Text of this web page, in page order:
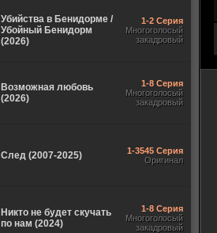
Убийства в Бенидорме /
Убойный Бенидорм
(2026)
1-2 Серия
Многоголосый
закадровый
Возможная любовь
(2026)
1-8 Серия
Многоголосый
закадровый
След (2007-2025)
1-3545 Серия
Оригинал
Никто не будет скучать
по нам (2024)
1-8 Серия
Многоголосый
закадровый